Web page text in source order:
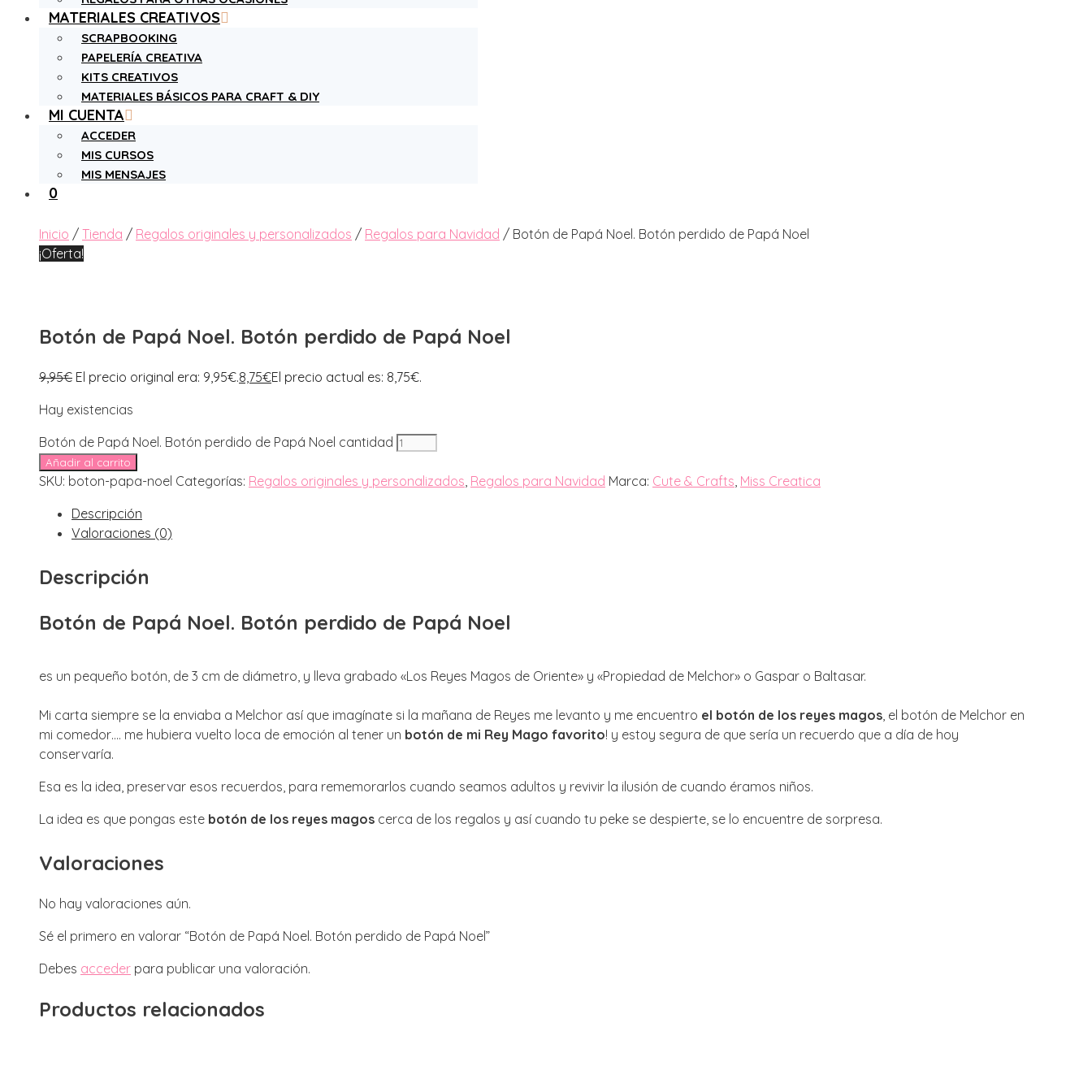
MATERIALES CREATIVOS
SCRAPBOOKING
PAPELERÍA CREATIVA
KITS CREATIVOS
MATERIALES BÁSICOS PARA CRAFT & DIY
MI CUENTA
ACCEDER
MIS CURSOS
MIS MENSAJES
0
Inicio / Tienda / Regalos originales y personalizados / Regalos para Navidad / Botón de Papá Noel. Botón perdido de Papá Noel
¡Oferta!
Botón de Papá Noel. Botón perdido de Papá Noel
9,95€ El precio original era: 9,95€.8,75€El precio actual es: 8,75€.
Hay existencias
Botón de Papá Noel. Botón perdido de Papá Noel cantidad
Añadir al carrito
SKU: boton-papa-noel Categorías: Regalos originales y personalizados Regalos para Navidad Marca: Cute & Crafts Miss Creatica
Descripción
Valoraciones (0)
Descripción
Botón de Papá Noel. Botón perdido de Papá Noel
es un pequeño botón, de 3 cm de diámetro, y lleva grabado «Los Reyes Magos de Oriente» y «Propiedad de Melchor» o Gaspar o Baltasar.
Mi carta siempre se la enviaba a Melchor así que imagínate si la mañana de Reyes me levanto y me encuentro el botón de los reyes magos , el botón de Melchor en
mi comedor…. me hubiera vuelto loca de emoción al tener un botón de mi Rey Mago favorito! y estoy segura de que sería un recuerdo que a día de hoy
conservaría.
Esa es la idea, preservar esos recuerdos, para rememorarlos cuando seamos adultos y revivir la ilusión de cuando éramos niños.
La idea es que pongas este botón de los reyes magos cerca de los regalos y así cuando tu peke se despierte, se lo encuentre de sorpresa.
Valoraciones
No hay valoraciones aún.
Sé el primero en valorar “Botón de Papá Noel. Botón perdido de Papá Noel”
Debes acceder para publicar una valoración.
Productos relacionados